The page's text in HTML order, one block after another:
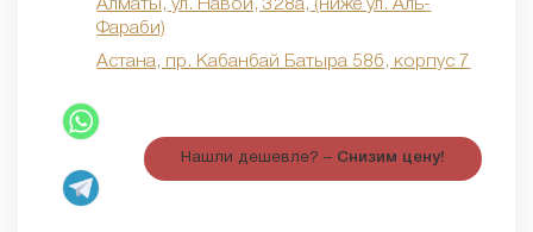
Алматы, ул. Навои, 328а, (ниже ул. Аль-
Фараби)
Астана, пр. Кабанбай Батыра 58б, корпус 7
Нашли дешевле? – Снизим цену!